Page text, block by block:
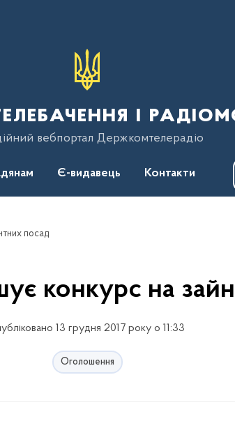
і
вебпортал Держкомтелерадіо
Є-видавець Контакти
посад
конкурс на
13 грудня 2017 року о 11:33
Оголошення